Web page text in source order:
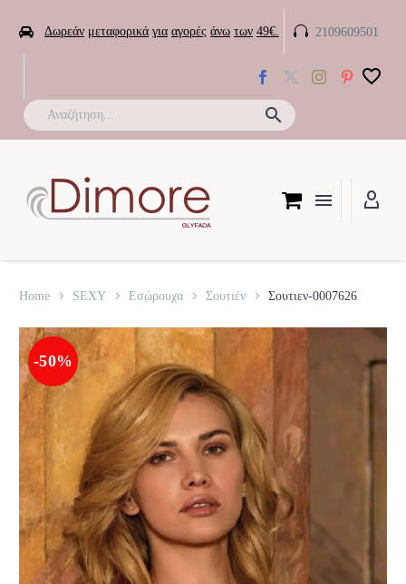
 Δωρεάν μεταφορικά για αγορές άνω των 49€. 
 2109609501
Home SEXY Εσώρουχα Σουτιέν Σουτιεν-0007626
-50%